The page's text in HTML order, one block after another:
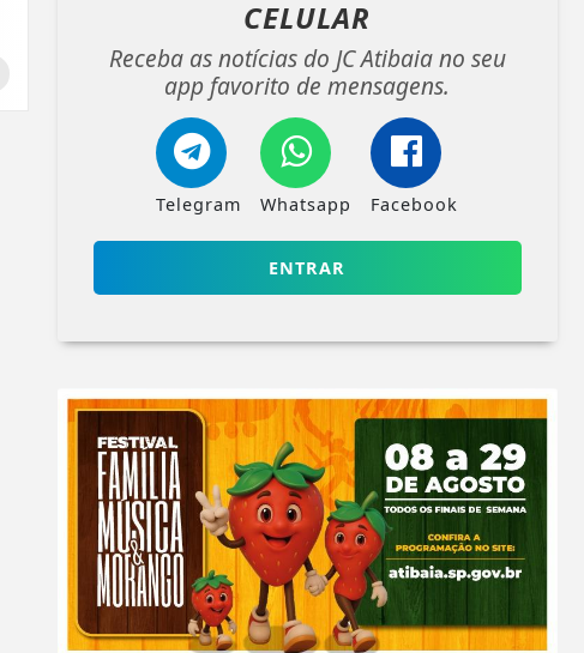
CELULAR
Receba as notícias do JC Atibaia no seu
app favorito de mensagens.
Telegram Whatsapp Facebook
ENTRAR